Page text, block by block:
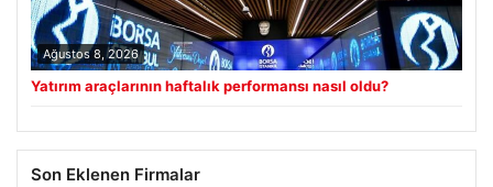
Ağustos 8, 2026
Yatırım araçlarının haftalık performansı nasıl oldu?
Son Eklenen Firmalar